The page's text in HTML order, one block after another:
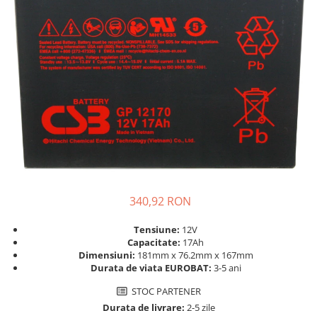
Incarcatoare acumulatori
Panouri fotovoltaice si accesorii
Panouri fotovoltaice
Sisteme prindere panouri
fotovoltaice
Accesorii
Invertoare
Invertoare Hibrid
Invertoare On-grid
MPPT
Convertoare de tensiune
Sisteme de stocare energie
340,92 RON
Tensiune: 12V
Capacitate: 17Ah
Dimensiuni: 181mm x 76.2mm x 167mm
Durata de viata EUROBAT: 3-5 ani
STOC PARTENER
Durata de livrare: 2-5 zile